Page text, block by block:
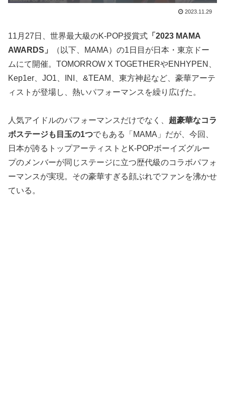
2023.11.29
11月27日、世界最大級のK-POP授賞式 「2023 MAMA
AWARDS」
（以下、MAMA）の1日目が日本・東京ドー
ムにて開催。TOMORROW X TOGETHERやENHYPEN、
Kep1er、JO1、INI、&TEAM、東方神起など、豪華アーテ
ィストが登場し、熱いパフォーマンスを繰り広げた。
人気アイドルのパフォーマンスだけでなく、 超豪華なコラ
ボステージも目玉の1つでもある「MAMA」だが、今回、
日本が誇るトップアーティストとK-POPボーイズグルー
プのメンバーが同じステージに立つ歴代級のコラボパフォ
ーマンスが実現。その豪華すぎる顔ぶれでファンを沸かせ
ている。